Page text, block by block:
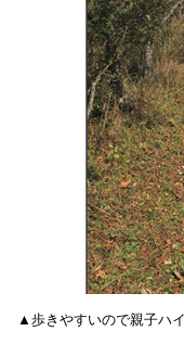
▲歩きやすいので親子ハ